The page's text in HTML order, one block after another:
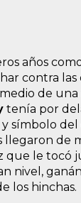
años
contra las
de
tenía por
y símbolo
de
que le tocó
nivel,
los hinchas.